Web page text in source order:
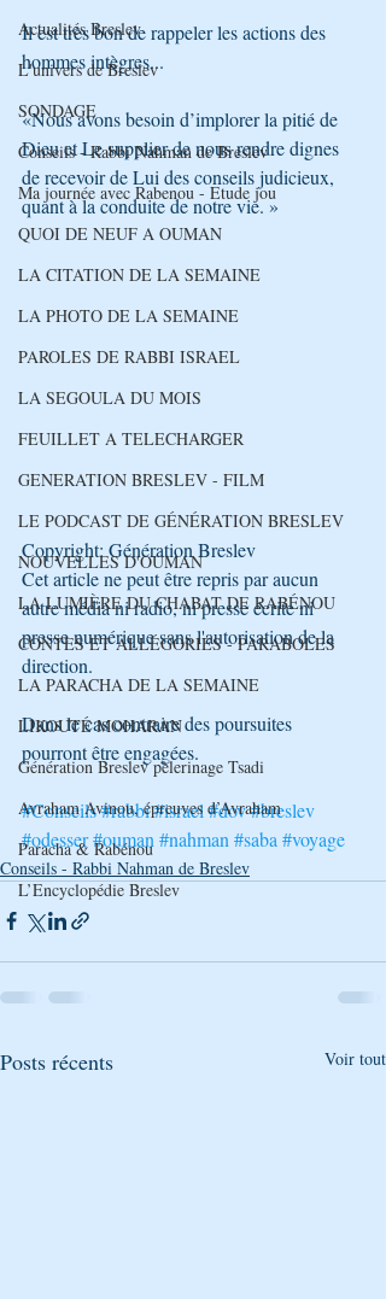
Actualités Breslev
L'univers de Breslev
SONDAGE
Conseils - Rabbi Nahman de Breslev
Ma journée avec Rabenou - Etude jou
QUOI DE NEUF A OUMAN
LA CITATION DE LA SEMAINE
LA PHOTO DE LA SEMAINE
PAROLES DE RABBI ISRAEL
LA SEGOULA DU MOIS
FEUILLET A TELECHARGER
GENERATION BRESLEV - FILM
LE PODCAST DE GÉNÉRATION BRESLEV
NOUVELLES D'OUMAN
LA LUMIÈRE DU CHABAT DE RABÉNOU
CONTES ET ALLÉGORIES - PARABOLES
LA PARACHA DE LA SEMAINE
LIKOUTÉ MOHARAN
Génération Breslev pèlerinage Tsadi
Avraham Avinou, épreuves d’Avraham
Paracha & Rabénou
L’Encyclopédie Breslev
Il est très bon de rappeler les actions des
hommes intègres...
«Nous avons besoin d’implorer la pitié de
Dieu et Le supplier de nous rendre dignes
de recevoir de Lui des conseils judicieux,
quant à la conduite de notre vie. »
Copyright: Génération Breslev
Cet article ne peut être repris par aucun
autre média ni radio, ni presse écrite ni
presse numérique sans l'autorisation de la
direction.
Dans le cas contraire des poursuites
pourront être engagées.
#Conseils#rabbi#israel #dov#breslev
#odesser#ouman #nahman #saba #voyage
Conseils - Rabbi Nahman de Breslev
Posts récents Voir tout